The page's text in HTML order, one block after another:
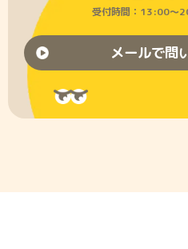
受付時間：13:00〜
メールで問